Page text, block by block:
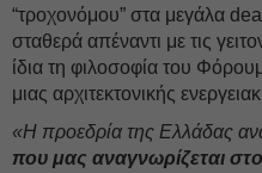
“τροχονόμου” στα μεγάλα
σταθερά απέναντι με τις
ίδια τη φιλοσοφία του
μιας αρχιτεκτονικής
«Η προεδρία της Ελλάδας
που μας αναγνωρίζεται